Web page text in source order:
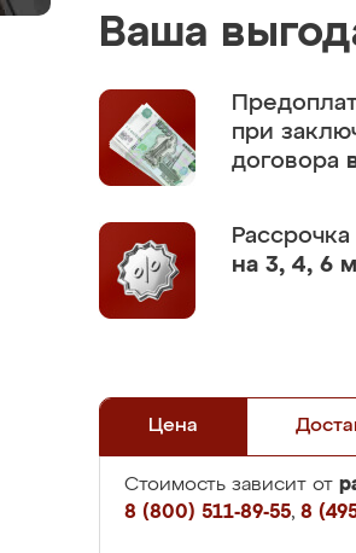
Ваша
при
договора
Рассрочка
на 3, 4, 6
Цена
Стоимость зависит от
8 (800) 511-89-55, 8